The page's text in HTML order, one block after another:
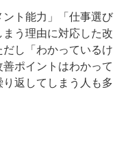
ント能力」「仕事選び
う理由に対応した改
し「わかっているけ
ポイントはわかって
返してしまう人も多